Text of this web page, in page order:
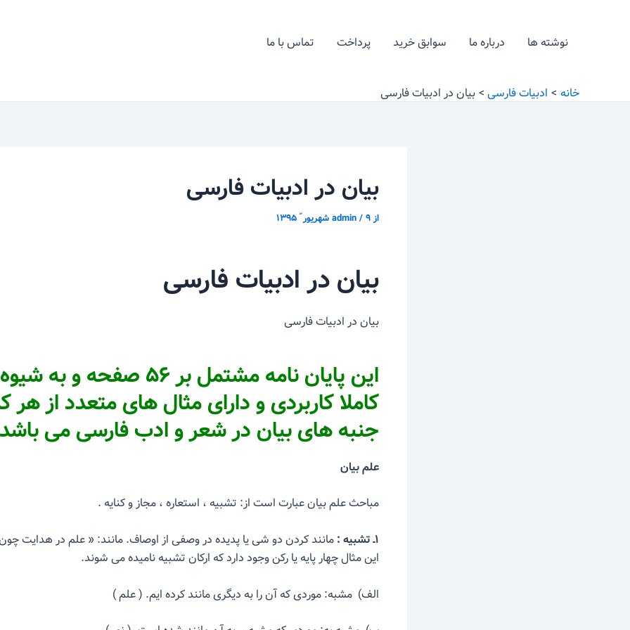
نوشته ها درباره ما سوابق خرید پرداخت تماس با ما
خانه ادبیات فارسی بیان در ادبیات فارسی
بیان در ادبیات فارسی
از admin/۹ شهریور ّ ۱۳۹۵
بیان در ادبیات فارسی
بیان در ادبیات فارسی
این پایان نامه مشتمل بر ۵۶ صفحه و
کاملا کاربردی و دارای مثال های متعدد از هر
جنبه های بیان در شعر و ادب فارسی می
علم بیان
مباحث علم بیان عبارت است از: تشبیه ، استعاره ، مجاز و کنایه .
۱ـ تشبیه :
مانند کردن دو شی یا پدیده در وصفی از اوصاف. مانند: « علم در هدایت
این مثال چهار پایه یا رکن وجود دارد که ارکان تشبیه نامیده می شوند.
الف) مشبه: موردی که آن را به دیگری مانند کرده ایم. ( علم )